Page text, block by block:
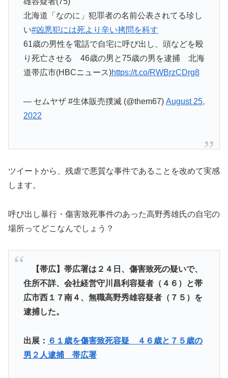
北海道「なのに」犯罪者の名前公表されてる珍し
い#凶悪犯には死より辛い拷問を科す
61歳の男性を電話で自宅に呼び出し、頭などを殴
り死亡させる 46歳の男と75歳の男を逮捕 北海
道帯広市(HBCニュース)https://t.co/RWBrzCDrg8
— セムヤザ #生体販売撲滅 (@them67) August 25,
2022
ツイートから、残虐で悪質な事件であることを改めて実感
します。
呼び出し暴行・傷害致死事件のあった高野秀雄氏の自宅の
場所ってどこなんでしょう？
【帯広】帯広署は２４日、傷害致死の疑いで、
住所不詳、会社経営守川昌利容疑者（４６）と帯
広市西１７南４、無職高野秀雄容疑者（７５）を
逮捕した。
出展： ６１歳を傷害致死容疑 ４６歳と７５歳の
男２人逮捕 帯広署